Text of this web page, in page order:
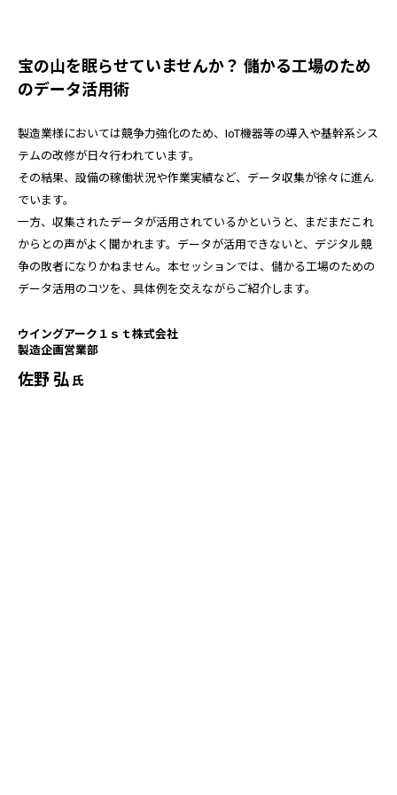
宝の山を眠らせていませんか？ 儲かる工場のため
のデータ活用術
製造業様においては競争力強化のため、IoT機器等の導入や基幹系シス
テムの改修が日々行われています。
その結果、設備の稼働状況や作業実績など、データ収集が徐々に進ん
でいます。
一方、収集されたデータが活用されているかというと、まだまだこれ
からとの声がよく聞かれます。データが活用できないと、デジタル競
争の敗者になりかねません。本セッションでは、儲かる工場のための
データ活用のコツを、具体例を交えながらご紹介します。
ウイングアーク１ｓｔ株式会社
製造企画営業部
佐野 弘氏